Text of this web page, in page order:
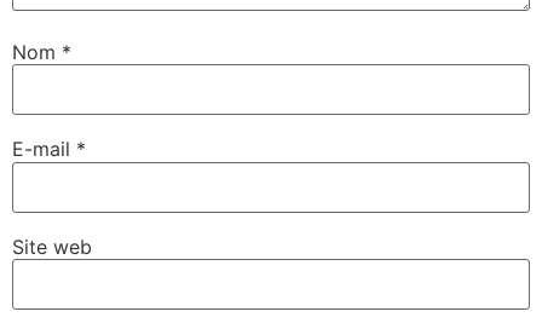
Nom *
E-mail *
Site web